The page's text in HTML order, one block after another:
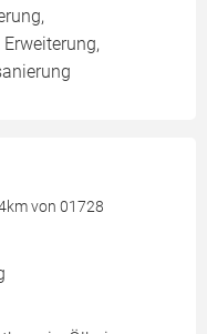
von 01728